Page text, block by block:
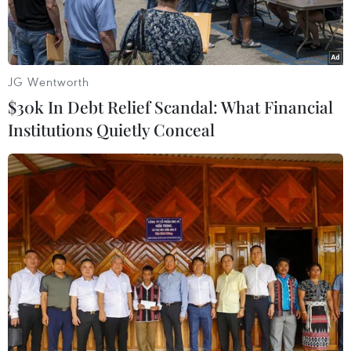
Phối cảnh dự án Nhà máy nhiệt điện Quảng Trạch.
Ngày 22/2, Ủy ban nhân dân tỉnh Quảng Bình
xác nhận thông tin Dự án Nhà máy nhiệt điện II
Quảng Trạch vừa được Thủ tướng Chính phủ
phê duyệt chủ trương đầu tư.
JG Wentworth
$30k In Debt Relief Scandal: What Financial
Institutions Quietly Conceal